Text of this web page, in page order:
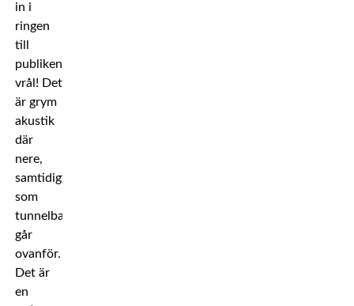
in i
ringen
till
publikens
vrål! Det
är grym
akustik
där
nere,
samtidigt
som
tunnelbanan
går
ovanför.
Det är
en